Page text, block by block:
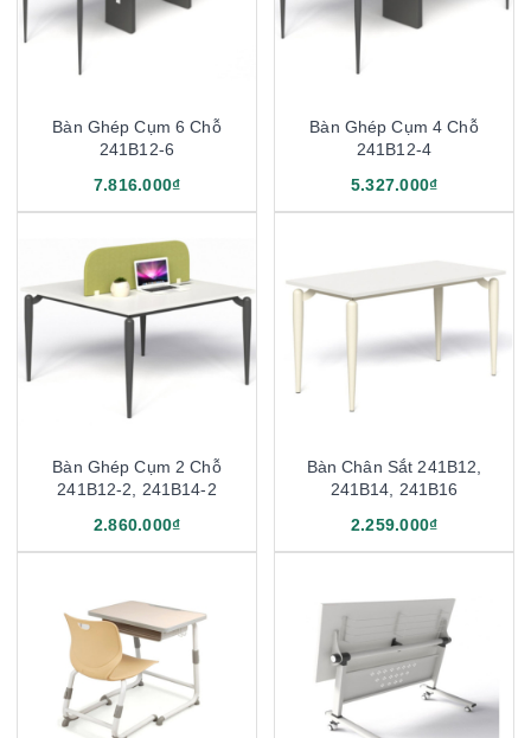
Bàn Ghép Cụm 6 Chỗ
241B12-6
7.816.000₫
Bàn Ghép Cụm 4 Chỗ
241B12-4
5.327.000₫
Bàn Ghép Cụm 2 Chỗ
241B12-2, 241B14-2
2.860.000₫
Bàn Chân Sắt 241B12,
241B14, 241B16
2.259.000₫